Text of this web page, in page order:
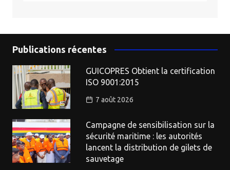
Publications récentes
GUICOPRES Obtient la certification
ISO 9001:2015
7 août 2026
Campagne de sensibilisation sur la
sécurité maritime : les autorités
lancent la distribution de gilets de
sauvetage